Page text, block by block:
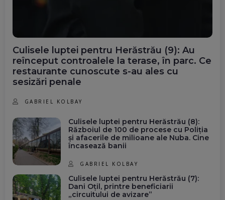
Culisele luptei pentru Herăstrău (9): Au
reînceput controalele la terase, în parc. Ce
restaurante cunoscute s-au ales cu
sesizări penale
GABRIEL KOLBAY
Culisele luptei pentru Herăstrău (8):
Războiul de 100 de procese cu Poliția
și afacerile de milioane ale Nuba. Cine
încasează banii
GABRIEL KOLBAY
Culisele luptei pentru Herăstrău (7):
Dani Oțil, printre beneficiarii
„circuitului de avizare”